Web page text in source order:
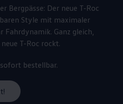
Bergpässe: Der neue T-Roc
Style mit maximaler
Fahrdynamik. Ganz gleich,
T-Roc rockt.
bestellbar.